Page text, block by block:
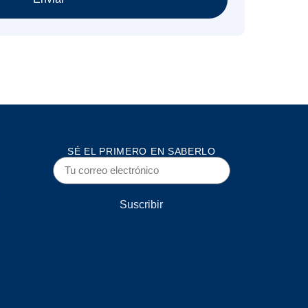
SÉ EL PRIMERO EN SABERLO
Suscribir